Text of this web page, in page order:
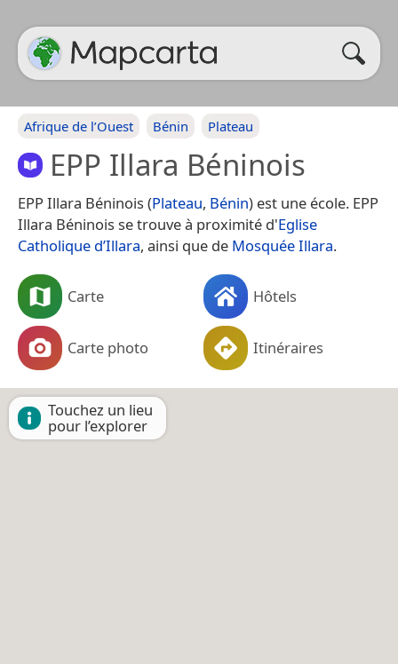
Afrique de l’Ouest Bénin Plateau
EPP Illara Béninois
EPP Illara Béninois (Plateau, Bénin) est une école. EPP
Illara Béninois se trouve à proximité d'Eglise
Catholique d’Illara, ainsi que de Mosquée Illara.
Carte Hôtels
Carte photo Itinéraires
Touchez un lieu
pour l’explorer